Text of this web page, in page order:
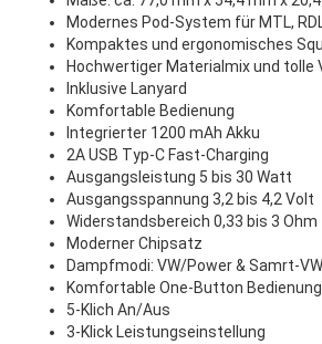
Modernes Pod-System für MTL,
Kompaktes und ergonomisches
Hochwertiger Materialmix und tolle
Inklusive Lanyard
Komfortable Bedienung
Integrierter 1200 mAh Akku
2A USB Typ-C Fast-Charging
Ausgangsleistung 5 bis 30 Watt
Ausgangsspannung 3,2 bis 4,2 Volt
Widerstandsbereich 0,33 bis 3 Ohm
Moderner Chipsatz
Dampfmodi: VW/Power & Samrt-VW
Komfortable One-Button
5-Klich An/Aus
3-Klick Leistungseinstellung